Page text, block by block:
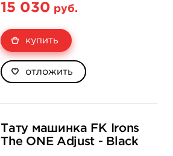
15 030 руб.
купить
отложить
Тату машинка FK Irons
The ONE Adjust - Black